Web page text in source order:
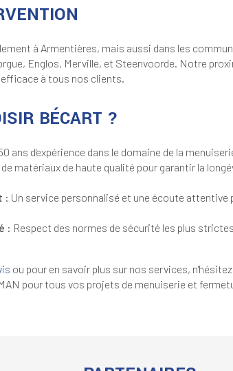
à Armentières, mais aussi dans les
Englos, Merville, et Steenvoorde. Notre
à tous nos clients.
BÉCART ?
ans d'expérience dans le domaine de la
matériaux de haute qualité pour garantir la
: Un service personnalisé et une écoute attentive
: Respect des normes de sécurité les plus
ou pour en savoir plus sur nos services,
pour tous vos projets de menuiserie et